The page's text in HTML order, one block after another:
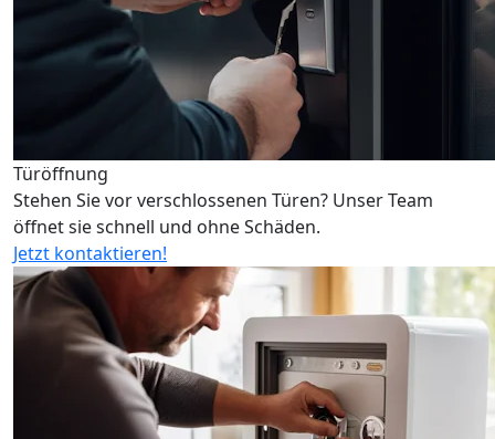
Türöffnung
Stehen Sie vor verschlossenen Türen? Unser Team
öffnet sie schnell und ohne Schäden.
Jetzt kontaktieren!